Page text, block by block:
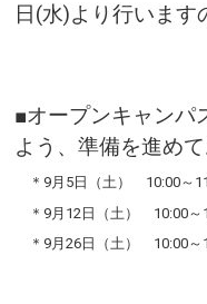
日(水)より行います
■オープンキャンパ
よう、準備を進めて
＊9月5日（土） 10:00
＊9月12日（土） 10:00
＊9月26日（土） 10:00